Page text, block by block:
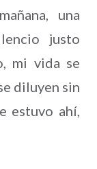
una
justo
mi vida se
diluyen sin
estuvo ahí,